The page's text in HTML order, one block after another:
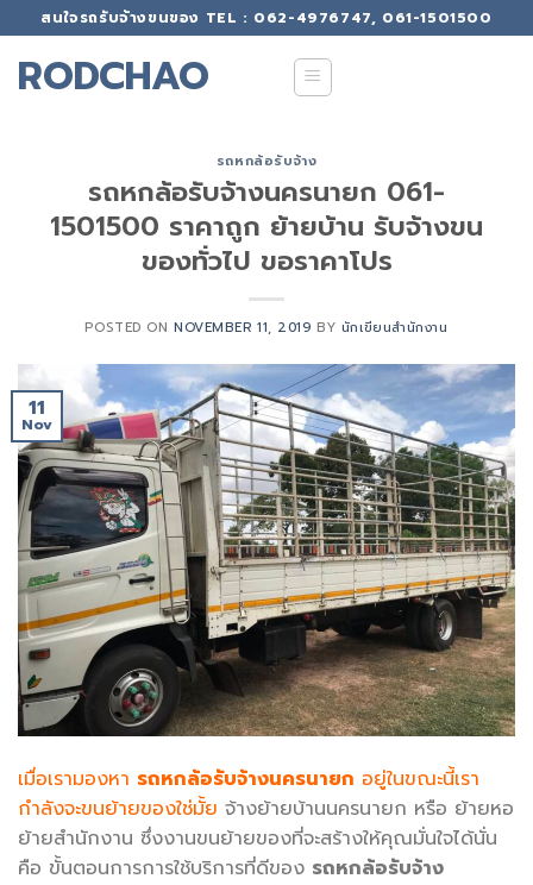
to
content
สนใจรถรับจ้างขนของ TEL : 062-4976747, 061-1501500
RODCHAO
รถหกล้อรับจ้าง
รถหกล้อรับจ้างนครนายก 061-
1501500 ราคาถูก ย้ายบ้าน รับจ้างขน
ของทั่วไป ขอราคาโปร
POSTED ONNOVEMBER 11, 2019 BY นักเขียนสำนักงาน
11
Nov
เมื่อเรามองหา รถหกล้อรับจ้างนครนายก อยู่ในขณะนี้เรา
กำลังจะขนย้ายของใช่มั้ย จ้างย้ายบ้านนครนายก หรือ ย้ายหอ
ย้ายสำนักงาน ซึ่งงานขนย้ายของที่จะสร้างให้คุณมั่นใจได้นั่น
คือ ขั้นตอนการการใช้บริการที่ดีของ รถหกล้อรับจ้าง